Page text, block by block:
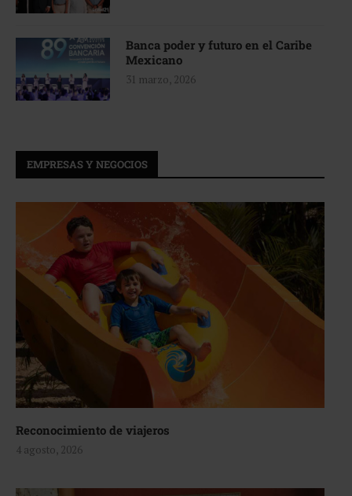
Banca poder y futuro en el Caribe
Mexicano
31 marzo, 2026
EMPRESAS Y NEGOCIOS
Reconocimiento de viajeros
4 agosto, 2026